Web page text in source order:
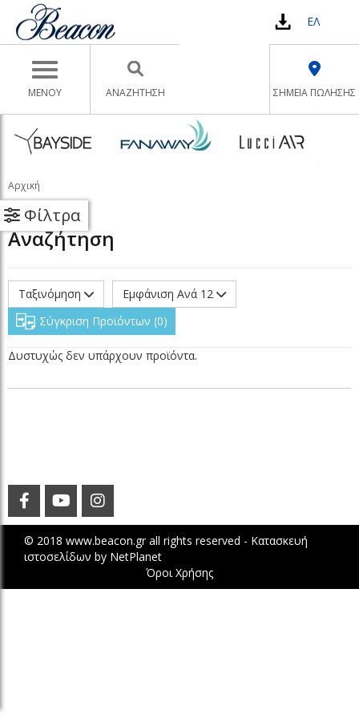
Toggle navigation
ΜΕΝΟΥ
ΕΛ
ΣΗΜΕΙΑ ΠΩΛΗΣΗΣ
ΑΝΑΖΉΤΗΣΗ
Αρχική
Φίλτρα
Αναζήτηση
Ταξινόμηση
Εμφάνιση Ανά 12
Σύγκριση Προϊόντων 0
Δυστυχώς δεν υπάρχουν προϊόντα.
© 2018 www.beacon.gr all rights reserved - Κατασκευή
ιστοσελίδων by NetPlanet
Όροι Χρήσης